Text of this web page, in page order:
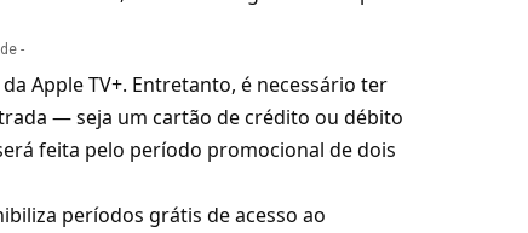
-
Apple TV+. Entretanto, é necessário ter
— seja um cartão de crédito ou débito
feita pelo período promocional de dois
períodos grátis de acesso ao